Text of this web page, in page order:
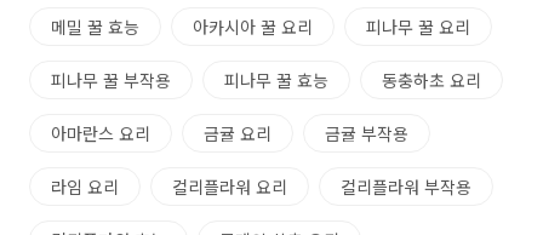
메밀 꿀 효능 아카시아 꿀 요리 피나무 꿀 요리
피나무 꿀 부작용 피나무 꿀 효능 동충하초 요리
아마란스 요리 금귤 요리 금귤 부작용
라임 요리 컬리플라워 요리 컬리플라워 부작용